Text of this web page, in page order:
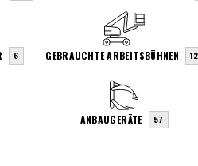
6 GEBRAUCHTE ARBEITSBÜHNEN 12
ANBAUGERÄTE 57